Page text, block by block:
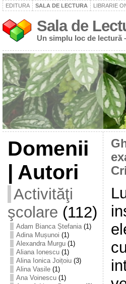
EDITURA SALA DE LECTURA LIBRARIE
Sala de
Un simplu loc de lectură
Domenii
| Autori
Activităţi
şcolare (112)
Adam Bianca Ștefania(1)
Adina Mușunoi (1)
Alexandra Murgu(1)
Aliana Ionescu(1)
Alina Ionica Joițoiu(3)
Alina Vasile(1)
Ana Voinescu(1)